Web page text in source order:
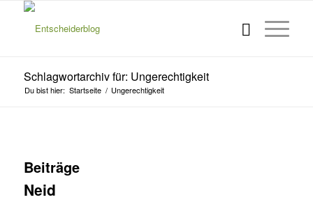
Schlagwortarchiv für: Ungerechtigkeit
Du bist hier: Startseite / Ungerechtigkeit
Beiträge
Neid